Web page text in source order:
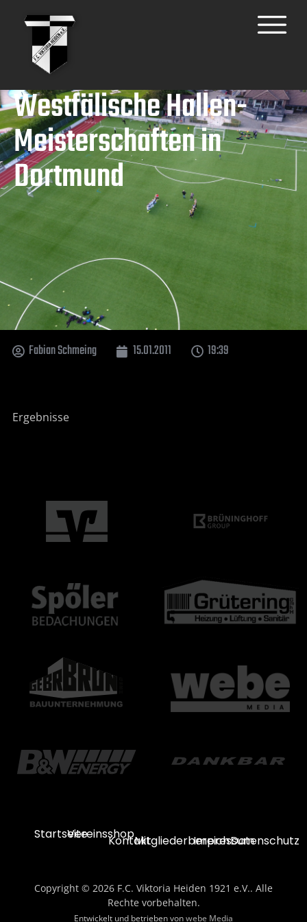
Westfälische Hallen-
Meisterschaften in
Dortmund
Fabian Schmeing 15.01.2011 19:39
Ergebnisse
StartseiteVereinsshop
KontaktMitgliederbereich
ImpressumDatenschutz
Copyright © 2026 F.C. Viktoria Heiden 1921 e.V.. Alle
Rechte vorbehalten.
Entwickelt und betrieben vonwebe Media